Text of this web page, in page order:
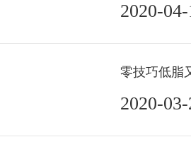
2020-
零技巧低脂
2020-